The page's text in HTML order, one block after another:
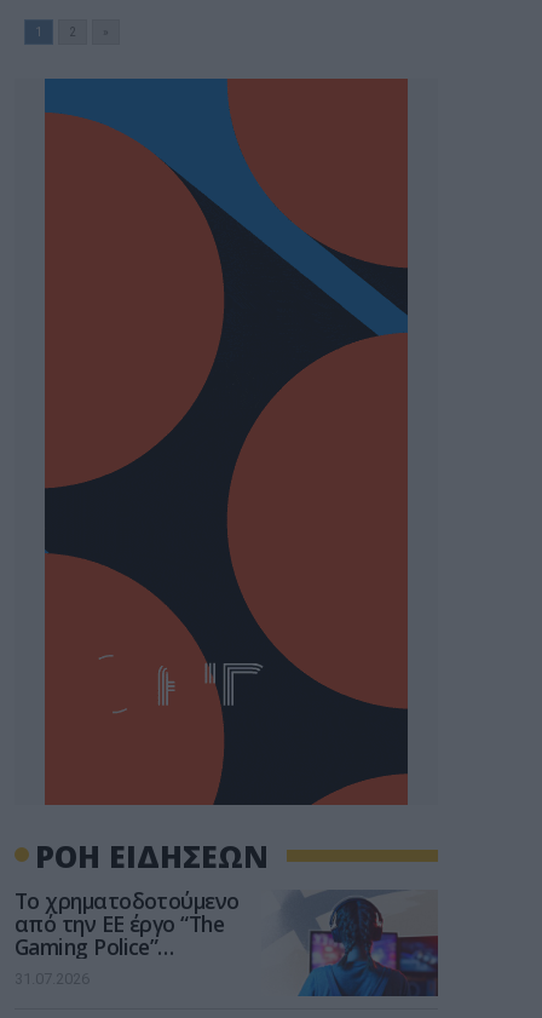
1 2
ΡΟΗ ΕΙΔΗΣΕΩΝ
Το χρηματοδοτούμενο
από την ΕΕ έργο “The
Gaming Police”
ενισχύει την ασφάλεια
των παιδιών στο
31.07.2026